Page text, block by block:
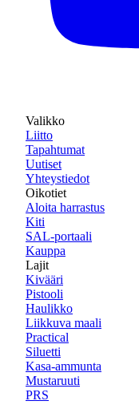
Valikko
Liitto
Tapahtumat
Uutiset
Yhteystiedot
Oikotiet
Aloita harrastus
Kiti
SAL-portaali
Kauppa
Lajit
Kivääri
Pistooli
Haulikko
Liikkuva maali
Practical
Siluetti
Kasa-ammunta
Mustaruuti
PRS